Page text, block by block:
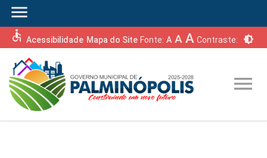
menu
accessible Acessibilidade Mapa do Site Fonte: A A A Contraste: brightness_6
menu